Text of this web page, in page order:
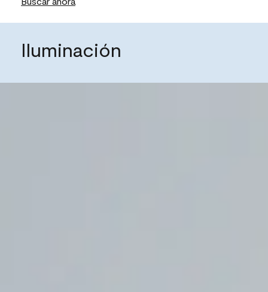
Iluminación